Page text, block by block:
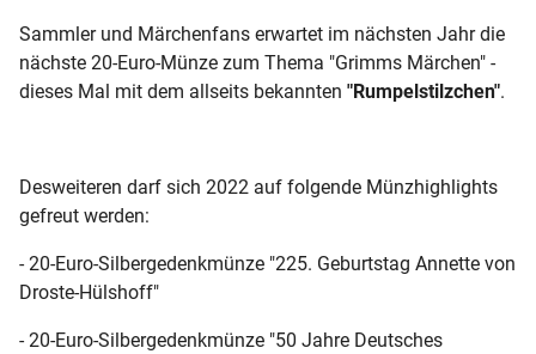
Sammler und Märchenfans erwartet im nächsten Jahr die
nächste 20-Euro-Münze zum Thema "Grimms Märchen" -
dieses Mal mit dem allseits bekannten "Rumpelstilzchen".
Desweiteren darf sich 2022 auf folgende Münzhighlights
gefreut werden:
- 20-Euro-Silbergedenkmünze "225. Geburtstag Annette von
Droste-Hülshoff"
- 20-Euro-Silbergedenkmünze "50 Jahre Deutsches